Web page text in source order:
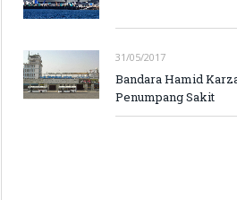
31/05/2017
Bandara Hamid
Penumpang Sakit